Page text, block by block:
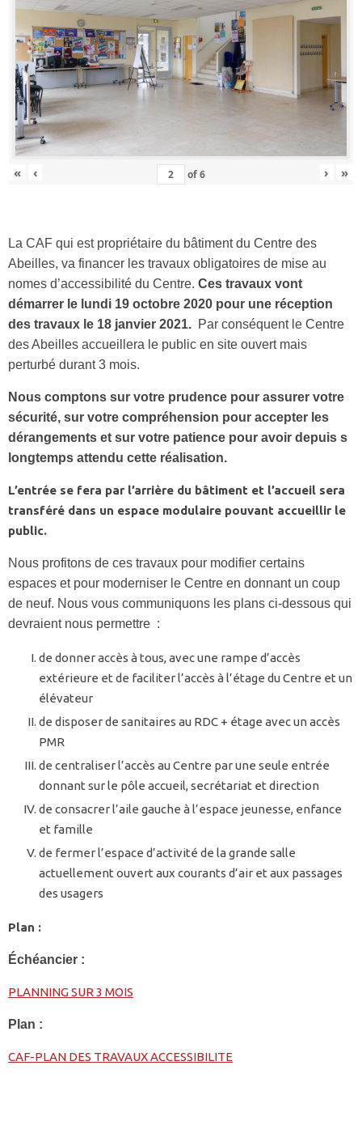
« ‹ of6 › »
La CAF qui est propriétaire du bâtiment du Centre des
Abeilles, va financer les travaux obligatoires de mise au
nomes d’accessibilité du Centre. Ces travaux vont
démarrer le lundi 19 octobre 2020 pour une réception
des travaux le 18 janvier 2021. Par conséquent le Centre
des Abeilles accueillera le public en site ouvert mais
perturbé durant 3 mois.
Nous comptons sur votre prudence pour assurer votre
sécurité, sur votre compréhension pour accepter les
dérangements et sur votre patience pour avoir depuis s
longtemps attendu cette réalisation.
L’entrée se fera par l’arrière du bâtiment et l’accueil sera
transféré dans un espace modulaire pouvant accueillir le
public.
Nous profitons de ces travaux pour modifier certains
espaces et pour moderniser le Centre en donnant un coup
de neuf. Nous vous communiquons les plans ci-dessous qui
devraient nous permettre :
de donner accès à tous, avec une rampe d’accès
extérieure et de faciliter l’accès à l’étage du Centre et un
élévateur
de disposer de sanitaires au RDC + étage avec un accès
PMR
de centraliser l’accès au Centre par une seule entrée
donnant sur le pôle accueil, secrétariat et direction
de consacrer l’aile gauche à l’espace jeunesse, enfance
et famille
de fermer l’espace d’activité de la grande salle
actuellement ouvert aux courants d’air et aux passages
des usagers
Plan :
Échéancier :
PLANNING SUR 3 MOIS
Plan :
CAF-PLAN DES TRAVAUX ACCESSIBILITE